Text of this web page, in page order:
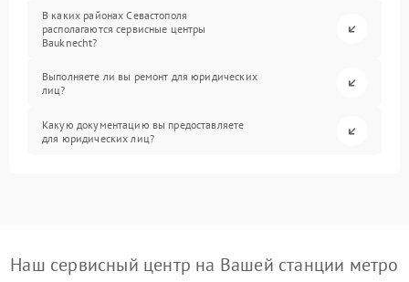
В каких районах Севастополя
располагаются сервисные центры
Bauknecht?
Выполняете ли вы ремонт для юридических
лиц?
Какую документацию вы предоставляете
для юридических лиц?
Наш сервисный центр на Вашей станции метро